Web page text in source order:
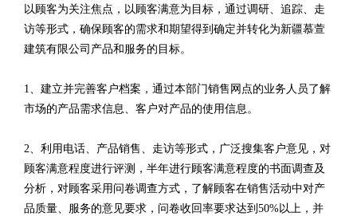
以顾客为关注焦点，以顾客满意为目标，通过调研、追踪、走
访等形式，确保顾客的需求和期望得到确定并转化为新疆慕萱
建筑有限公司产品和服务的目标。
1、建立并完善客户档案，通过本部门销售网点的业务人员了解
市场的产品需求信息、客户对产品的使用信息。
2、利用电话、产品销售、走访等形式，广泛搜集客户意见，对
顾客满意程度进行评测，半年进行顾客满意程度的书面调查及
分析，对顾客采用问卷调查方式，了解顾客在销售活动中对产
品质量、服务的意见要求，问卷收回率要求达到50%以上，并